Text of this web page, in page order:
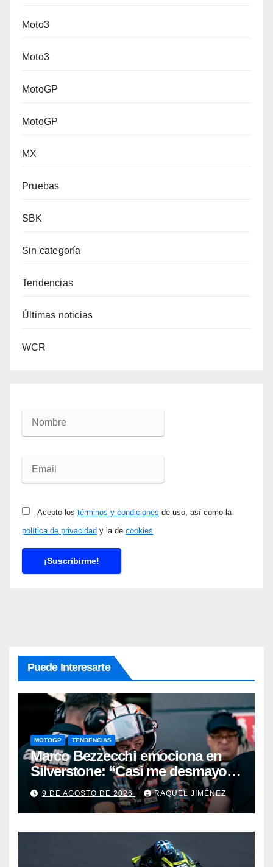
Moto3
Moto3
MotoGP
MotoGP
MX
Pruebas
SBK
Sin categoría
Tendencias
Últimas noticias
WCR
Acepto los términos y condiciones de uso, así como la
política de privacidad y la de cookies
Puede Interesarte
MOTOGP TENDENCIAS
Marco Bezzecchi emociona en
Silverstone: “Casi me desmayo,
pero este podio vale muchísimo”
9 DE AGOSTO DE 2026 RAQUEL JIMÉNEZ